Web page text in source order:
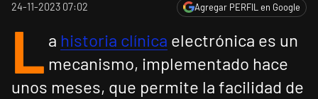
24-11-2023 07:02 Agregar PERFIL en Google
L a historia clínica electrónica es un
mecanismo, implementado hace
unos meses, que permite la facilidad de